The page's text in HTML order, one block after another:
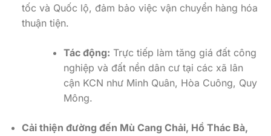
tốc và Quốc lộ, đảm bảo việc vận chuyển hàng hóa
thuận tiện.
Tác động: Trực tiếp làm tăng giá đất công
nghiệp và đất nền dân cư tại các xã lân
cận KCN như Minh Quân, Hòa Cuông, Quy
Mông.
Cải thiện đường đến Mù Cang Chải, Hồ Thác Bà,